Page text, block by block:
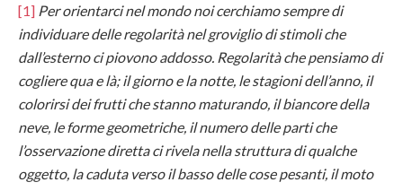
[1] Per orientarci nel mondo noi cerchiamo sempre di
individuare delle regolarità nel groviglio di stimoli che
dall’esterno ci piovono addosso. Regolarità che pensiamo di
cogliere qua e là; il giorno e la notte, le stagioni dell’anno, il
colorirsi dei frutti che stanno maturando, il biancore della
neve, le forme geometriche, il numero delle parti che
l’osservazione diretta ci rivela nella struttura di qualche
oggetto, la caduta verso il basso delle cose pesanti, il moto